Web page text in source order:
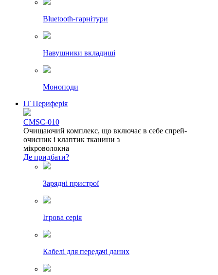
Bluetooth-гарнітури
Навушники вкладиші
Моноподи
IT Периферія
CMSC-010
Очищаючий комплекс, що включає в себе спрей-
очисник і клаптик тканини з
мікроволокна
Де придбати?
Зарядні пристрої
Ігрова серія
Кабелі для передачі даних